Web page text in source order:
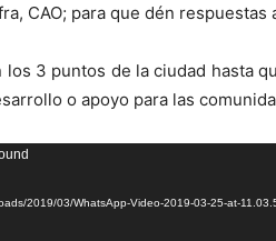
CAO; para que dén respuestas
3 puntos de la ciudad hasta
o apoyo para las
2019/03/WhatsApp-Video-2019-03-25-at-